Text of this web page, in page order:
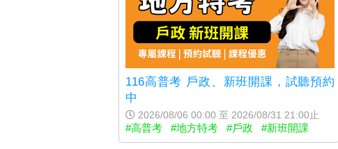
116高普考 戶政、新班開課，試聽預約
中
2026/08/06 00:00 至 2026/08/31 21:00止
#高普考 #地方特考 #戶政 #新班開課